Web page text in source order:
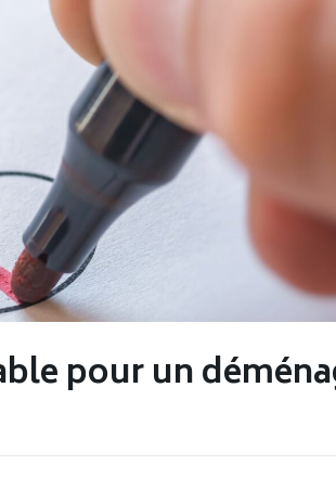
pour un